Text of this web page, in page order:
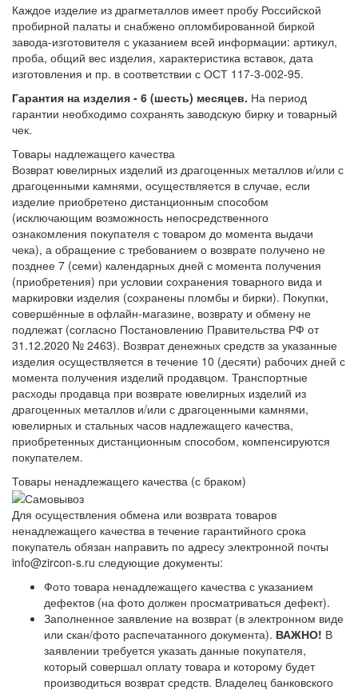
Каждое изделие из драгметаллов имеет пробу Российской
пробирной палаты и снабжено опломбированной биркой
завода-изготовителя с указанием всей информации: артикул,
проба, общий вес изделия, характеристика вставок, дата
изготовления и пр. в соответствии с ОСТ 117-3-002-95.
Гарантия на изделия - 6 (шесть) месяцев. На период
гарантии необходимо сохранять заводскую бирку и товарный
чек.
Товары надлежащего качества
Возврат ювелирных изделий из драгоценных металлов и/или с
драгоценными камнями, осуществляется в случае, если
изделие приобретено дистанционным способом
(исключающим возможность непосредственного
ознакомления покупателя с товаром до момента выдачи
чека), а обращение с требованием о возврате получено не
позднее 7 (семи) календарных дней с момента получения
(приобретения) при условии сохранения товарного вида и
маркировки изделия (сохранены пломбы и бирки). Покупки,
совершённые в офлайн-магазине, возврату и обмену не
подлежат (согласно Постановлению Правительства РФ от
31.12.2020 № 2463). Возврат денежных средств за указанные
изделия осуществляется в течение 10 (десяти) рабочих дней с
момента получения изделий продавцом. Транспортные
расходы продавца при возврате ювелирных изделий из
драгоценных металлов и/или с драгоценными камнями,
ювелирных и стальных часов надлежащего качества,
приобретенных дистанционным способом, компенсируются
покупателем.
Товары ненадлежащего качества (с браком)
Для осуществления обмена или возврата товаров
ненадлежащего качества в течение гарантийного срока
покупатель обязан направить по адресу электронной почты
info@zircon-s.ru следующие документы:
Фото товара ненадлежащего качества с указанием
дефектов (на фото должен просматриваться дефект).
Заполненное заявление на возврат (в электронном виде
или скан/фото распечатанного документа). ВАЖНО! В
заявлении требуется указать данные покупателя,
который совершал оплату товара и которому будет
производиться возврат средств. Владелец банковского